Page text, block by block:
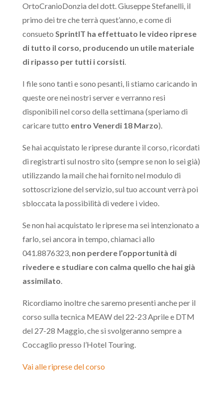
OrtoCranioDonzia del dott. Giuseppe Stefanelli, il
primo dei tre che terrà quest’anno, e come di
consueto SprintIT ha effettuato le video riprese
di tutto il corso, producendo un utile materiale
di ripasso per tutti i corsisti.
I file sono tanti e sono pesanti, li stiamo caricando in
queste ore nei nostri server e verranno resi
disponibili nel corso della settimana (speriamo di
caricare tutto entro Venerdi 18 Marzo).
Se hai acquistato le riprese durante il corso, ricordati
di registrarti sul nostro sito (sempre se non lo sei già)
utilizzando la mail che hai fornito nel modulo di
sottoscrizione del servizio, sul tuo account verrà poi
sbloccata la possibilità di vedere i video.
Se non hai acquistato le riprese ma sei intenzionato a
farlo, sei ancora in tempo, chiamaci allo
041.8876323, non perdere l’opportunità di
rivedere e studiare con calma quello che hai già
assimilato.
Ricordiamo inoltre che saremo presenti anche per il
corso sulla tecnica MEAW del 22-23 Aprile e DTM
del 27-28 Maggio, che si svolgeranno sempre a
Coccaglio presso l’Hotel Touring.
Vai alle riprese del corso